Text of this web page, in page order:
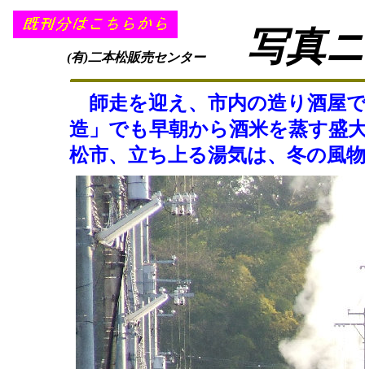
写真
(有)二本松販売センター
師走を迎え、市内の造り酒屋
造」でも早朝から酒米を蒸す盛
松市、立ち上る湯気は、冬の風